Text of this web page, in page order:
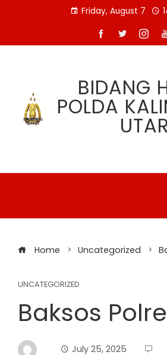
Friday, August 7
BIDANG
POLDA
Home Uncategorized
UNCATEGORIZED
Baksos
July 25, 2025